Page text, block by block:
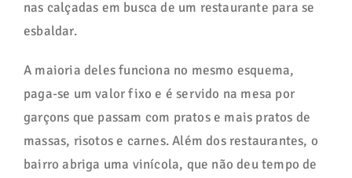
nas calçadas em busca de um restaurante para se
esbaldar.
A maioria deles funciona no mesmo esquema,
paga-se um valor fixo e é servido na mesa por
garçons que passam com pratos e mais pratos de
massas, risotos e carnes. Além dos restaurantes, o
bairro abriga uma vinícola, que não deu tempo de